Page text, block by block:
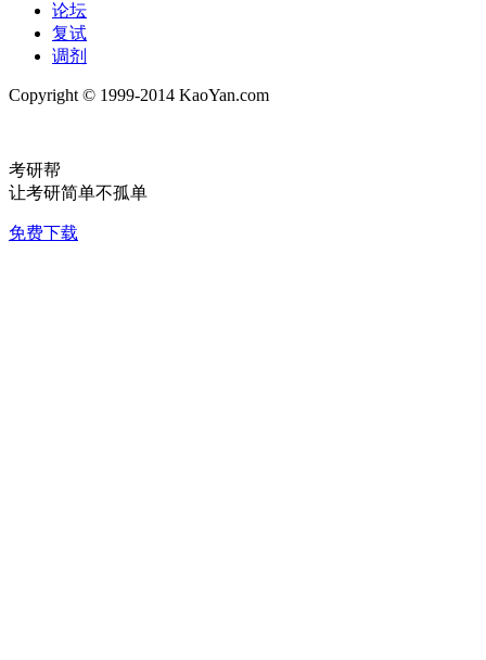
论坛
复试
调剂
Copyright © 1999-2014 KaoYan.com
考研帮
让考研简单不孤单
免费下载